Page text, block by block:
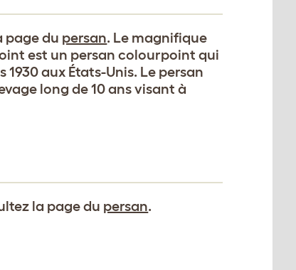
page du persan. Le magnifique
est un persan colourpoint qui
aux États-Unis. Le persan
long de 10 ans visant à
la page du persan.